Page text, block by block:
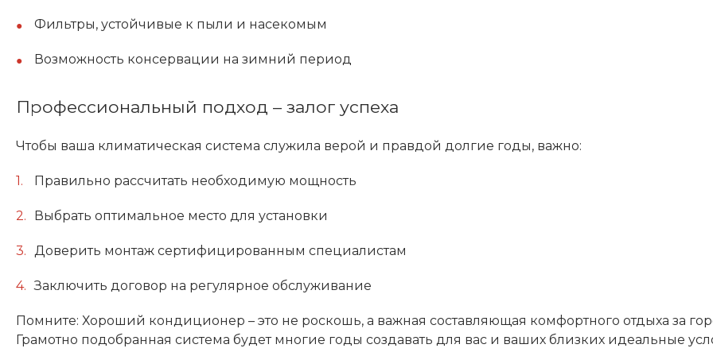
Фильтры, устойчивые к пыли и насекомым
Возможность консервации на зимний период
Профессиональный подход – залог успеха
Чтобы ваша климатическая система служила верой и правдой долгие годы, важно:
Правильно рассчитать необходимую мощность
Выбрать оптимальное место для установки
Доверить монтаж сертифицированным специалистам
Заключить договор на регулярное обслуживание
Помните: Хороший кондиционер – это не роскошь, а важная составляющая комфортного отдыха за
Грамотно подобранная система будет многие годы создавать для вас и ваших близких идеальные